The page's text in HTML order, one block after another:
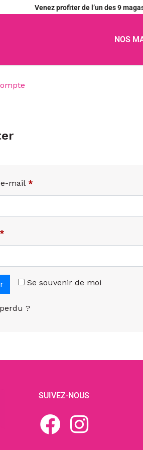
Venez profiter de l’un des 9
NOS
mail *
*
Se souvenir de moi
?
SUIVEZ-NOUS